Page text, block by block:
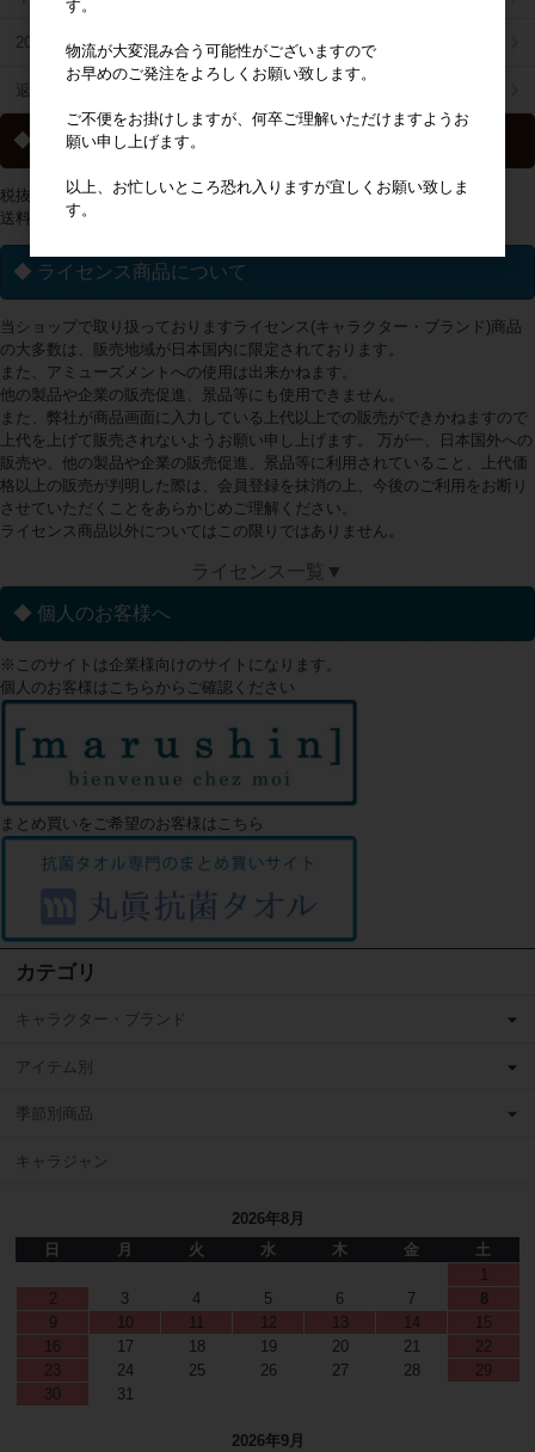
2025年秋冬商品リスト
返品特約について
◆ 送料について
税抜2万円以上の購入で送料無料
送料一覧は こちらから
◆ ライセンス商品について
当ショップで取り扱っておりますライセンス(キャラクター・ブランド)商品
の大多数は、販売地域が日本国内に限定されております。
また、アミューズメントへの使用は出来かねます。
他の製品や企業の販売促進、景品等にも使用できません。
また、弊社が商品画面に入力している上代以上での販売ができかねますので
上代を上げて販売されないようお願い申し上げます。 万が一、日本国外への
販売や、他の製品や企業の販売促進、景品等に利用されていること、上代価
格以上の販売が判明した際は、会員登録を抹消の上、今後のご利用をお断り
させていただくことをあらかじめご理解ください。
ライセンス商品以外についてはこの限りではありません。
ライセンス一覧▼
◆ 個人のお客様へ
※このサイトは企業様向けのサイトになります。
個人のお客様はこちらからご確認ください
まとめ買いをご希望のお客様はこちら
カテゴリ
キャラクター・ブランド
アイテム別
季節別商品
キャラジャン
2026年8月
日
月 火 水 木 金
土
1
2
3 4 5 6 7
8
9
10 11 12 13 14
15
16
17 18 19 20 21
22
23
24 25 26 27 28
29
30
31
2026年9月
す。
物流が大変混み合う可能性がございますので
お早めのご発注をよろしくお願い致します。
ご不便をお掛けしますが、何卒ご理解いただけますようお
願い申し上げます。
以上、お忙しいところ恐れ入りますが宜しくお願い致しま
す。